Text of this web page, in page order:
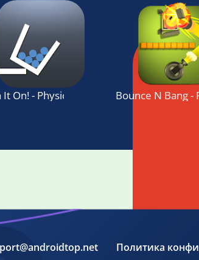
On! - Physics Puzzles Bounce N Bang -
Политика